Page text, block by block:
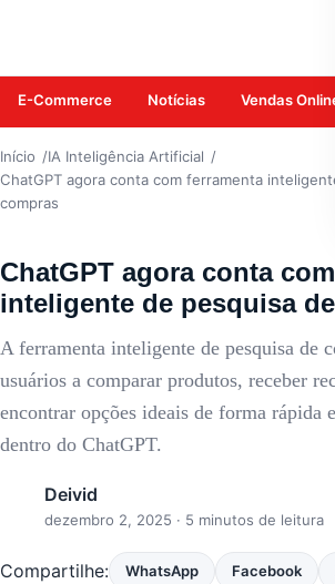
E-Commerce Notícias Vendas
Início
IA Inteligência Artificial
ChatGPT agora conta com ferramenta
compras
ChatGPT agora conta
inteligente de pesquisa
A ferramenta inteligente de pesquisa de
usuários a comparar produtos, receber
encontrar opções ideais de forma rápida
dentro do ChatGPT.
Deivid
dezembro 2, 2025 · 5 minutos de leitura
Compartilhe: WhatsApp Facebook